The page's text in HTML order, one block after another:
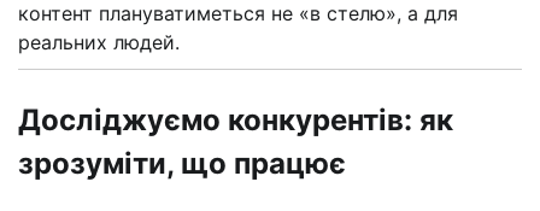
контент плануватиметься не «в стелю», а для
реальних людей.
Досліджуємо конкурентів: як
зрозуміти, що працює